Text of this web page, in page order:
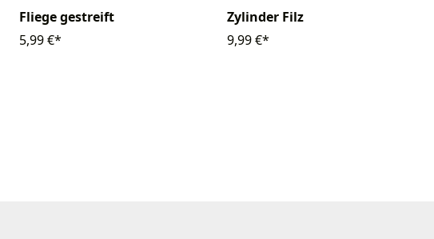
Fliege gestreift
5,99 €*
Zylinder Filz
9,99 €*